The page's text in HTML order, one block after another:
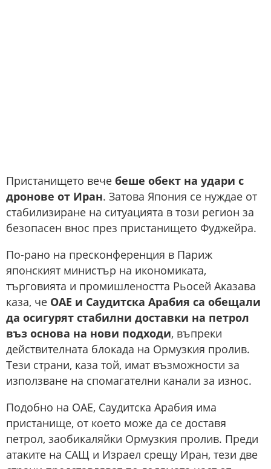
Пристанището вече беше обект на удари с
дронове от Иран. Затова Япония се нуждае от
стабилизиране на ситуацията в този регион за
безопасен внос през пристанището Фуджейра.
По-рано на пресконференция в Париж
японският министър на икономиката,
търговията и промишлеността Рьосей Аказава
каза, че ОАЕ и Саудитска Арабия са обещали
да осигурят стабилни доставки на петрол
въз основа на нови подходи, въпреки
действителната блокада на Ормузкия пролив.
Тези страни, каза той, имат възможности за
използване на спомагателни канали за износ.
Подобно на ОАЕ, Саудитска Арабия има
пристанище, от което може да се доставя
петрол, заобикаляйки Ормузкия пролив. Преди
атаките на САЩ и Израел срещу Иран, тези две